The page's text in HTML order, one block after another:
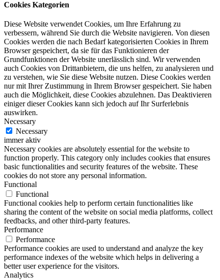
Cookies Kategorien
Diese Website verwendet Cookies, um Ihre Erfahrung zu
verbessern, während Sie durch die Website navigieren. Von diesen
Cookies werden die nach Bedarf kategorisierten Cookies in Ihrem
Browser gespeichert, da sie für das Funktionieren der
Grundfunktionen der Website unerlässlich sind. Wir verwenden
auch Cookies von Drittanbietern, die uns helfen, zu analysieren und
zu verstehen, wie Sie diese Website nutzen. Diese Cookies werden
nur mit Ihrer Zustimmung in Ihrem Browser gespeichert. Sie haben
auch die Möglichkeit, diese Cookies abzulehnen. Das Deaktivieren
einiger dieser Cookies kann sich jedoch auf Ihr Surferlebnis
auswirken.
Necessary
Necessary
immer aktiv
Necessary cookies are absolutely essential for the website to
function properly. This category only includes cookies that ensures
basic functionalities and security features of the website. These
cookies do not store any personal information.
Functional
Functional
Functional cookies help to perform certain functionalities like
sharing the content of the website on social media platforms, collect
feedbacks, and other third-party features.
Performance
Performance
Performance cookies are used to understand and analyze the key
performance indexes of the website which helps in delivering a
better user experience for the visitors.
Analytics